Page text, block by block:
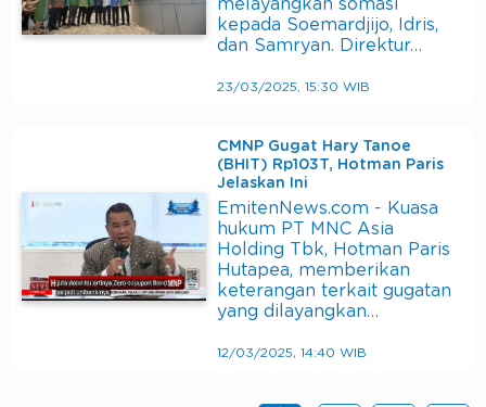
melayangkan somasi
kepada Soemardjijo, Idris,
dan Samryan. Direktur…
23/03/2025, 15:30 WIB
CMNP Gugat Hary Tanoe
(BHIT) Rp103T, Hotman Paris
Jelaskan Ini
EmitenNews.com - Kuasa
hukum PT MNC Asia
Holding Tbk, Hotman Paris
Hutapea, memberikan
keterangan terkait gugatan
yang dilayangkan…
12/03/2025, 14:40 WIB